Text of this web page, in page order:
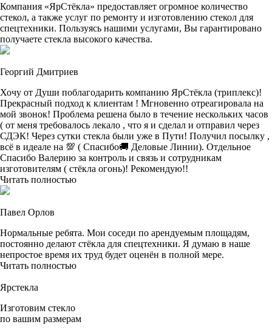
Компания «ЯрСтёкла» предоставляет огромное количество
стекол, а также услуг по ремонту и изготовлению стекол для
спецтехники. Пользуясь нашими услугами, Вы гарантировано
получаете стекла высокого качества.
Георгий Дмитриев
Хочу от Души поблагодарить компанию ЯрСтёкла (триплекс)!
Прекрасный подход к клиентам ! Мгновенно отреагировала на
мой звонок! Проблема решена было в течение нескольких часов
( от меня требовалось лекало , что я и сделал и отправил через
СДЭК! Через сутки стекла были уже в Пути! Получил посылку ,
всё в идеале на 💯 ( Спасибо🚚 Деловые Линии). Отдельное
Спасибо Валерию за контроль и связь и сотрудникам
изготовителям ( стёкла огонь)! Рекомендую!!
Читать полностью
Павел Орлов
Нормальные ребята. Мои соседи по арендуемым площадям,
постоянно делают стёкла для спецтехники. Я думаю в наше
непростое время их труд будет оценён в полной мере.
Читать полностью
Ярстекла
Изготовим стекло
по вашим размерам